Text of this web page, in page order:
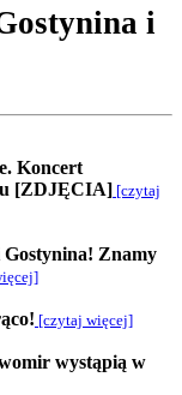
i
Koncert
[ZDJĘCIA] [czytaj
Gostynina! Znamy
[czytaj więcej]
wystąpią w